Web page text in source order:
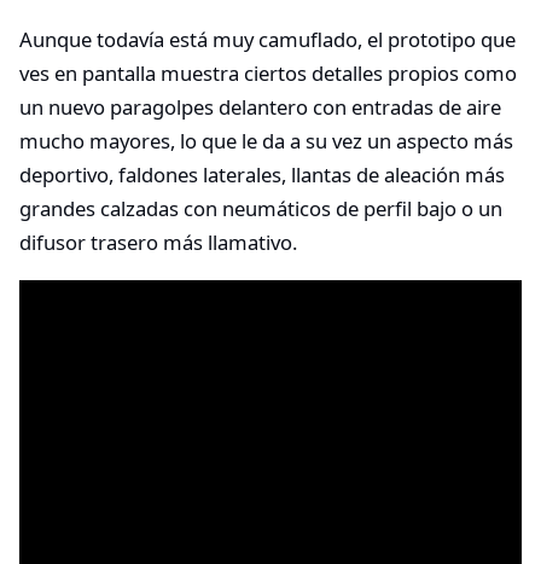
Aunque todavía está muy camuflado, el prototipo que
ves en pantalla muestra ciertos detalles propios como
un nuevo paragolpes delantero con entradas de aire
mucho mayores, lo que le da a su vez un aspecto más
deportivo, faldones laterales, llantas de aleación más
grandes calzadas con neumáticos de perfil bajo o un
difusor trasero más llamativo.